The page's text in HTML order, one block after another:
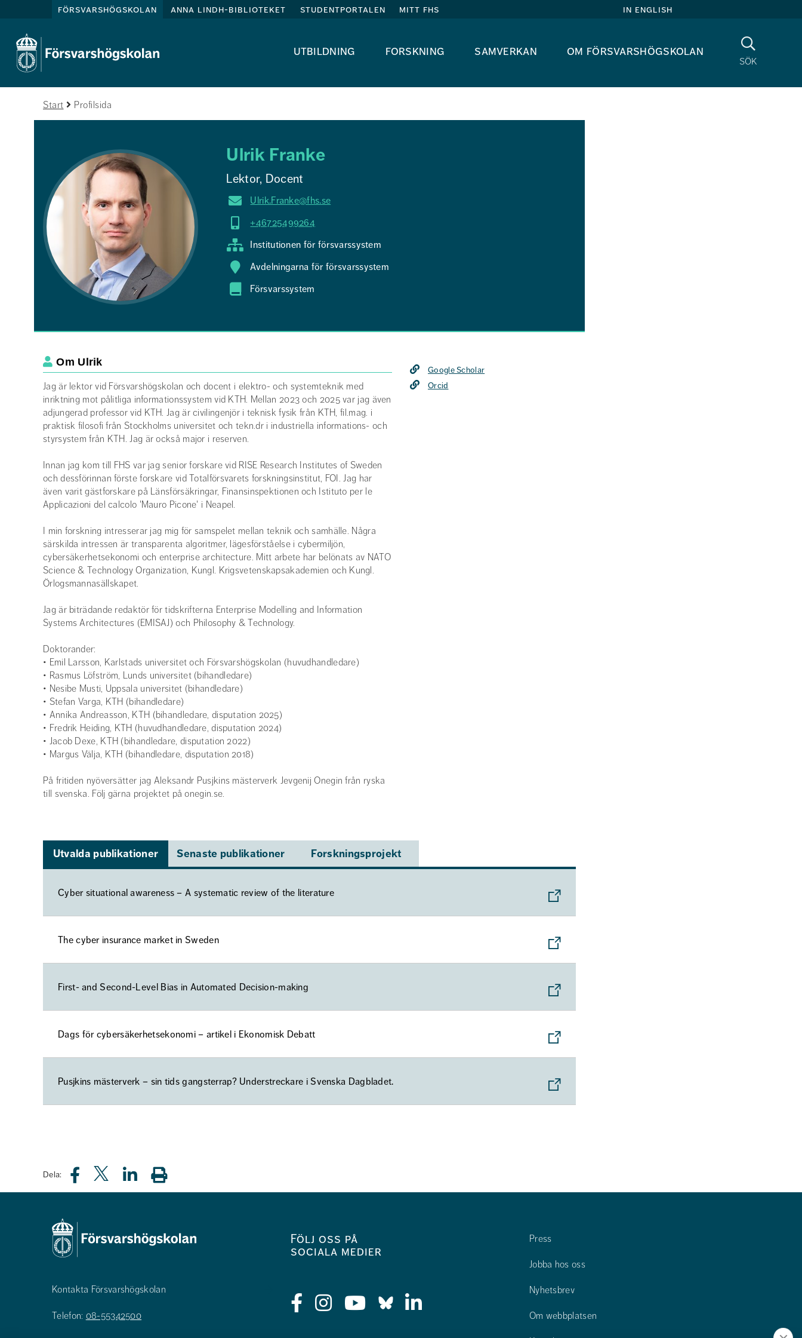
försvarshögskolan anna lindh-biblioteket studentportalen mitt fhs in english
utbildning forskning samverkan om försvarshögskolan
sök
Sök
Start Profilsida
Ulrik Franke
Lektor, Docent
Ulrik.Franke@fhs.se
+46725499264
Institutionen för försvarssystem
Avdelningarna för försvarssystem
Försvarssystem
Om Ulrik
Beskrivning om dig själv
Jag är lektor vid Försvarshögskolan och docent i elektro- och systemteknik med
inriktning mot pålitliga informationssystem vid KTH. Mellan 2023 och 2025 var jag även
adjungerad professor vid KTH. Jag är civilingenjör i teknisk fysik från KTH, fil.mag. i
praktisk filosofi från Stockholms universitet och tekn.dr i industriella informations- och
styrsystem från KTH. Jag är också major i reserven.
Innan jag kom till FHS var jag senior forskare vid RISE Research Institutes of Sweden
och dessförinnan förste forskare vid Totalförsvarets forskningsinstitut, FOI. Jag har
även varit gästforskare på Länsförsäkringar, Finansinspektionen och Istituto per le
Applicazioni del calcolo 'Mauro Picone' i Neapel.
I min forskning intresserar jag mig för samspelet mellan teknik och samhälle. Några
särskilda intressen är transparenta algoritmer, lägesförståelse i cybermiljön,
cybersäkerhetsekonomi och enterprise architecture. Mitt arbete har belönats av NATO
Science & Technology Organization, Kungl. Krigsvetenskapsakademien och Kungl.
Örlogsmannasällskapet.
Jag är biträdande redaktör för tidskrifterna Enterprise Modelling and Information
Systems Architectures (EMISAJ) och Philosophy & Technology.
Doktorander:
• Emil Larsson, Karlstads universitet och Försvarshögskolan (huvudhandledare)
• Rasmus Löfström, Lunds universitet (bihandledare)
• Nesibe Musti, Uppsala universitet (bihandledare)
• Stefan Varga, KTH (bihandledare)
• Annika Andreasson, KTH (bihandledare, disputation 2025)
• Fredrik Heiding, KTH (huvudhandledare, disputation 2024)
• Jacob Dexe, KTH (bihandledare, disputation 2022)
• Margus Välja, KTH (bihandledare, disputation 2018)
På fritiden nyöversätter jag Aleksandr Pusjkins mästerverk Jevgenij Onegin från ryska
till svenska. Följ gärna projektet på onegin.se.
Google Scholar
Orcid
Utvalda publikationer Senaste publikationer Forskningsprojekt
Cyber situational awareness – A systematic review of the literature
The cyber insurance market in Sweden
First- and Second-Level Bias in Automated Decision-making
Dags för cybersäkerhetsekonomi – artikel i Ekonomisk Debatt
Pusjkins mästerverk – sin tids gangsterrap? Understreckare i Svenska Dagbladet.
Dela:
Kontakta Försvarshögskolan
Telefon: 08-55342500
Följ oss på
sociala medier
Press
Jobba hos oss
Nyhetsbrev
Om webbplatsen